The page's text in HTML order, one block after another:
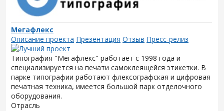
Мегафлекс
Описание проекта Презентация Отзыв Пресс-релиз
Типография "Мегафлекс" работает с 1998 года и
специализируется на печати самоклеящейся этикетки. В
парке типографии работают флексографская и цифровая
печатная техника, имеется большой парк отделочного
оборудования.
Отрасль